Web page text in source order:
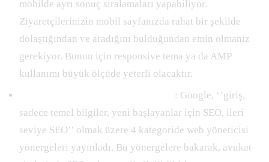
mobilde ayrı sonuç sıralamaları yapabiliyor.
Ziyaretçilerinizin mobil sayfanızda rahat bir şekilde
dolaştığından ve aradığını bulduğundan emin olmanız
gerekiyor. Bunun için responsive tema ya da AMP
kullanımı büyük ölçüde yeterli olacaktır.
: Google, ‘’giriş,
sadece temel bilgiler, yeni başlayanlar için SEO, ileri
seviye SEO’’ olmak üzere 4 kategoride web yöneticisi
yönergeleri yayınladı. Bu yönergelere bakarak, avukat